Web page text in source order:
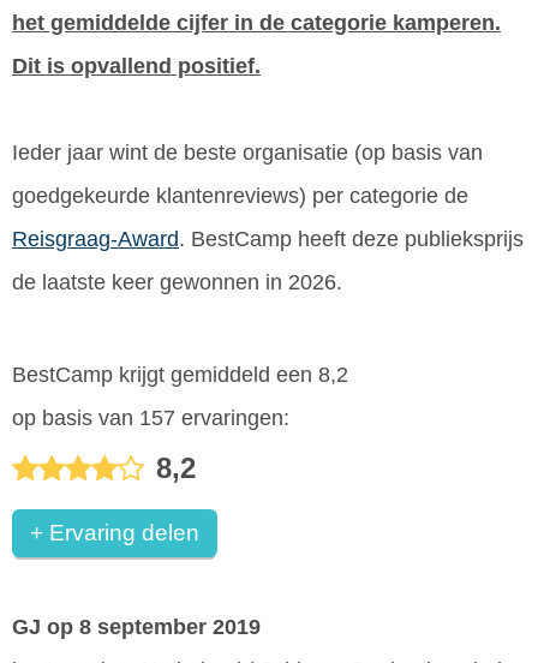
het gemiddelde cijfer in de categorie kamperen.
Dit is opvallend positief.
Ieder jaar wint de beste organisatie (op basis van
goedgekeurde klantenreviews) per categorie de
Reisgraag-Award. BestCamp heeft deze publieksprijs
de laatste keer gewonnen in 2026.
BestCamp krijgt gemiddeld een 8,2
op basis van 157 ervaringen:
8,2
+ Ervaring delen
GJ op 8 september 2019